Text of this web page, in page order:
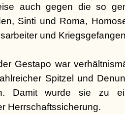
auch gegen die so
Sinti und Roma,
und
Gestapo war
Spitzel und
Damit wurde sie zu
Herrschaftssicherung.